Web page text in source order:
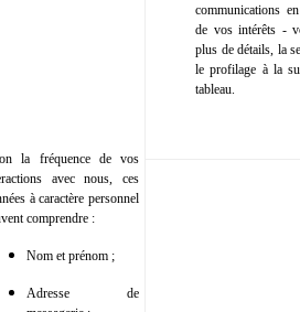
la fréquence de vos
avec nous, ces
à caractère personnel
comprendre :
Nom et prénom ;
Adresse de
communications
de vos intérêts -
plus de détails, la
le profilage à la
tableau.